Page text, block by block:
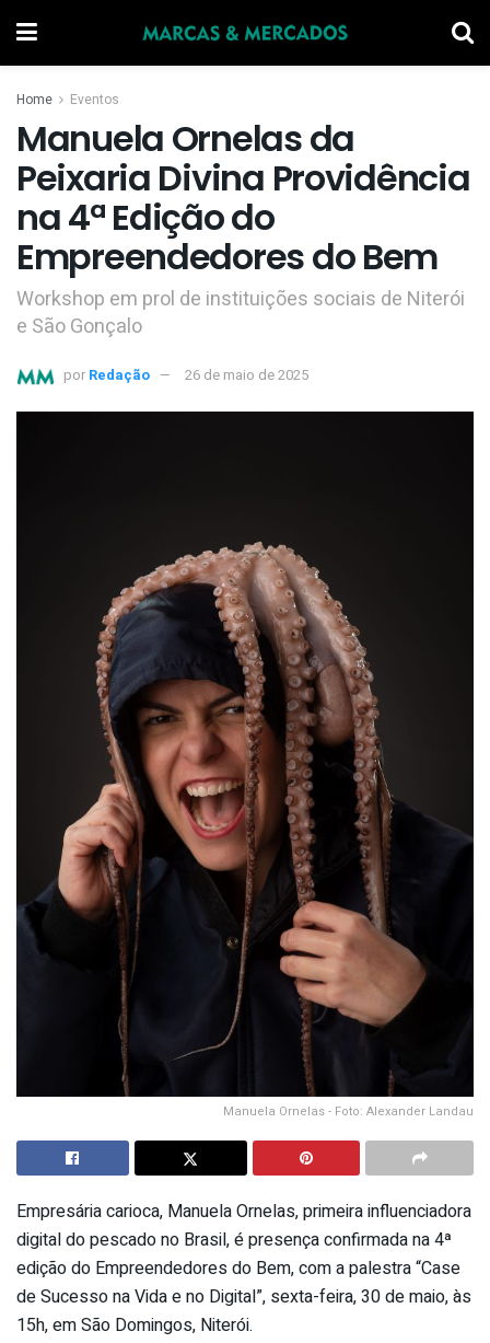
Home Eventos
Manuela Ornelas da
Peixaria Divina Providência
na 4ª Edição do
Empreendedores do Bem
Workshop em prol de instituições sociais de Niterói
e São Gonçalo
por Redação 26 de maio de 2025
Manuela Ornelas - Foto: Alexander Landau
Empresária carioca, Manuela Ornelas, primeira influenciadora
digital do pescado no Brasil, é presença confirmada na 4ª
edição do Empreendedores do Bem, com a palestra “Case
de Sucesso na Vida e no Digital”, sexta-feira, 30 de maio, às
15h, em São Domingos, Niterói.